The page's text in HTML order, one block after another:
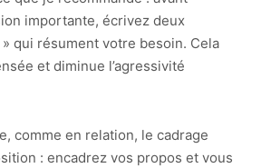
importante, écrivez deux
qui résument votre besoin. Cela
et diminue l’agressivité
comme en relation, le cadrage
: encadrez vos propos et vous